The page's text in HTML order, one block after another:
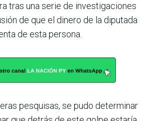
tras una serie de investigaciones
de que el dinero de la diputada
de esta persona.
pesquisas, se pudo determinar